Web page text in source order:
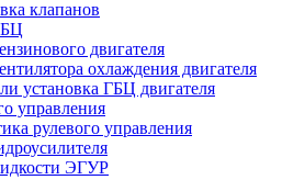
клапанов
двигателя
охлаждения двигателя
установка ГБЦ двигателя
управления
рулевого управления
ЭГУР